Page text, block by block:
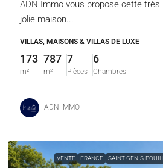
ADN Immo vous propose cette très
jolie maison...
VILLAS, MAISONS & VILLAS DE LUXE
173
m²
787
m²
7
Pièces
6
Chambres
ADN IMMO
VENTE FRANCE SAINT-GENIS-